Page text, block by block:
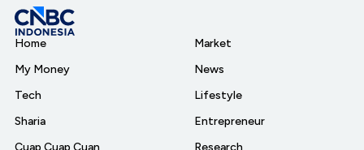
Home
My Money
Tech
Sharia
Market
News
Lifestyle
Entrepreneur